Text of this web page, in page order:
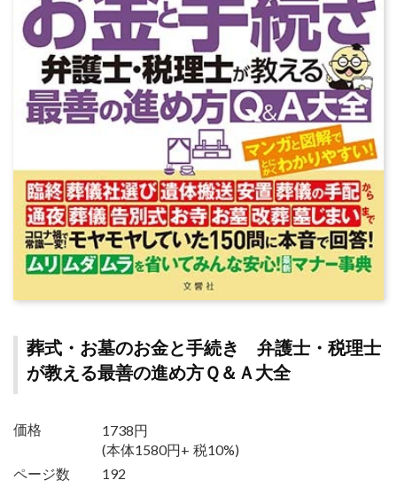
葬式・お墓のお金と手続き 弁護士・税理士
が教える最善の進め方Ｑ＆Ａ大全
価格
1738円
(本体1580円+ 税10%)
ページ数
192